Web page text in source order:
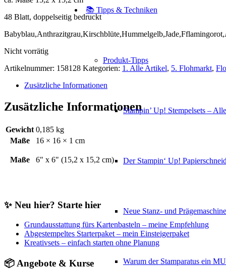
📚 Tipps & Techniken
Produkt-Tipps
Stampin’ Up! Stempelsets –
Der Stampin‘ Up!
Neue Stanz- und
Warum der Stamparatus ein
48 Blatt, doppelseitig bedruckt
Nicht vorrätig
Artikelnummer: 158128 Kategorien: 1. Alle Artikel, 5. Flohmarkt,
Zusätzliche Informationen
Zusätzliche Informationen
Gewicht 0,185 kg
Maße
16 × 16 × 1 cm
Maße 6" x 6" (15,2 x 15,2 cm)
✨ Neu hier? Starte hier
Grundausstattung fürs Kartenbasteln – meine Empfehlung
Abgestempeltes Starterpaket – mein Einsteigerpaket
Kreativsets – einfach starten ohne Planung
📦 Angebote & Kurse